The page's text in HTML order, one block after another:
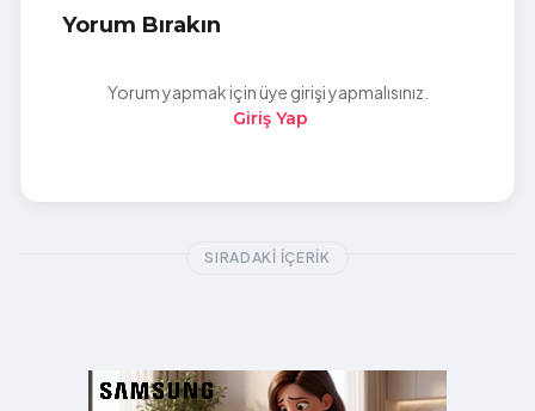
Yorum Bırakın
Yorum yapmak için üye girişi yapmalısınız.
Giriş Yap
SIRADAKI İÇERIK